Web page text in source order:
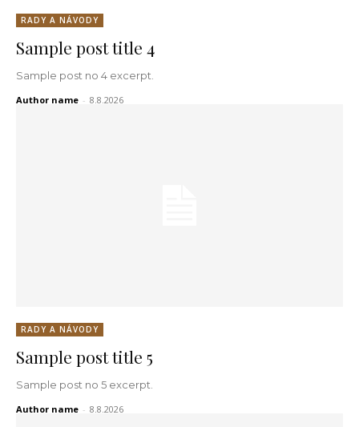
RADY A NÁVODY
Sample post title 4
Sample post no 4 excerpt.
Author name - 8.8.2026
RADY A NÁVODY
Sample post title 5
Sample post no 5 excerpt.
Author name - 8.8.2026